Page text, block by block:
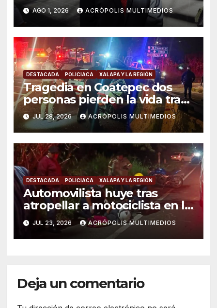
vacacional
AGO 1, 2026 ACRÓPOLIS MULTIMEDIOS
DESTACADA POLICIACA XALAPA Y LA REGIÓN
Tragedia en Coatepec dos
personas pierden la vida tras
choque de taxi contra muro
JUL 28, 2026 ACRÓPOLIS MULTIMEDIOS
DESTACADA POLICIACA XALAPA Y LA REGIÓN
Automovilista huye tras
atropellar a motociclista en la
carretera Xalapa-Coatepec
JUL 23, 2026 ACRÓPOLIS MULTIMEDIOS
Deja un comentario